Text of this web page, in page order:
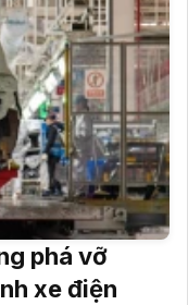
phá vỡ
xe điện